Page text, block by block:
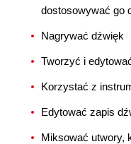
dostosowywać go
Nagrywać dźwięk
Tworzyć i
Korzystać z
Edytować zapis
Miksować utwory,